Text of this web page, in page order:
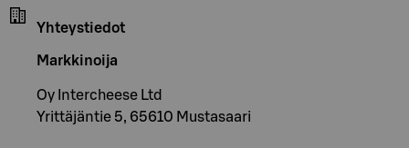
Yhteystiedot
Markkinoija
Oy Intercheese Ltd
Yrittäjäntie 5, 65610 Mustasaari